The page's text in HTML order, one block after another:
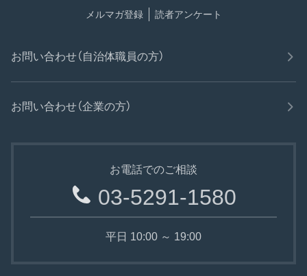
メルマガ登録 読者アンケート
お問い合わせ（自治体職員の方）
お問い合わせ（企業の方）
お電話でのご相談
03-5291-1580
平日 10:00 ～ 19:00